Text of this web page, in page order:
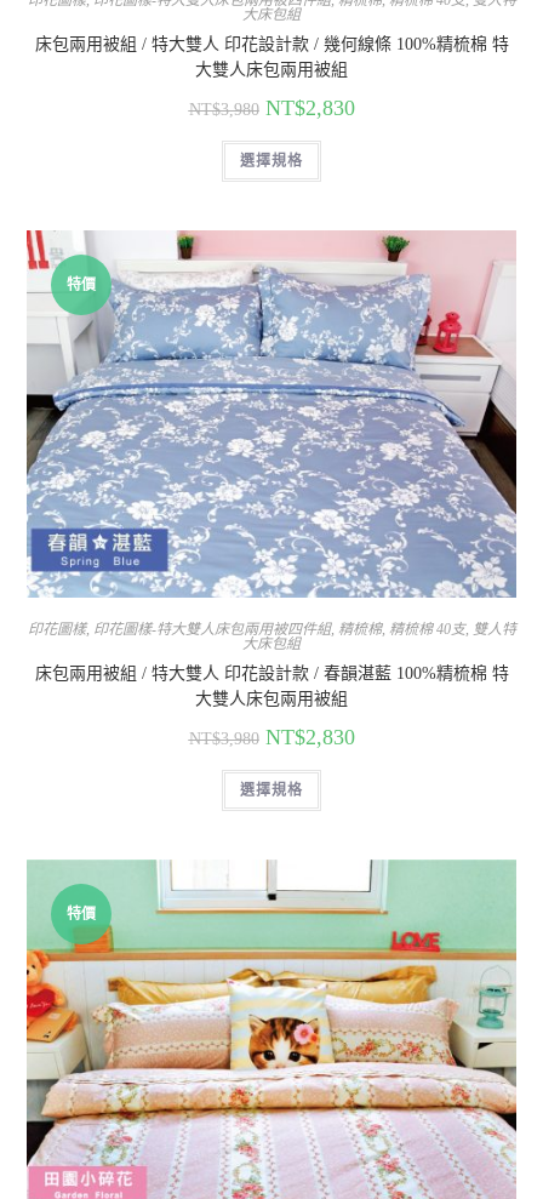
大床包組
床包兩用被組 / 特大雙人 印花設計款 / 幾何線條 100%精梳棉 特
大雙人床包兩用被組
NT$3,980 NT$2,830
選擇規格
特價
印花圖樣, 印花圖樣-特大雙人床包兩用被四件組, 精梳棉, 精梳棉 40支, 雙人特
大床包組
床包兩用被組 / 特大雙人 印花設計款 / 春韻湛藍 100%精梳棉 特
大雙人床包兩用被組
NT$3,980 NT$2,830
選擇規格
特價